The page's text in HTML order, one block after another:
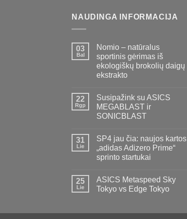
NAUDINGA INFORMACIJA
03
Bal
Nomio – natūralus
sportinis gėrimas iš
ekologiškų brokolių daigų
ekstrakto
22
Rgp
Susipažink su ASICS
MEGABLAST ir
SONICBLAST
31
Lie
SP4 jau čia: naujos kartos
„adidas Adizero Prime“
sprinto startukai
25
Lie
ASICS Metaspeed Sky
Tokyo vs Edge Tokyo